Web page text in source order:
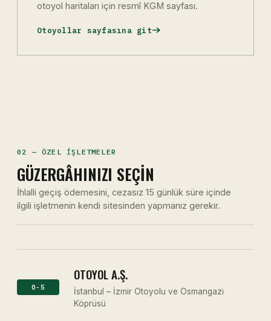
otoyol haritaları için resmî KGM sayfası.
Otoyollar sayfasına git
02 — ÖZEL İŞLETMELER
GÜZERGÂHINIZI SEÇIN
İhlalli geçiş ödemesini, cezasız 15 günlük süre içinde
ilgili işletmenin kendi sitesinden yapmanız gerekir.
O-5
OTOYOL A.Ş.
İstanbul – İzmir Otoyolu ve Osmangazi
Köprüsü